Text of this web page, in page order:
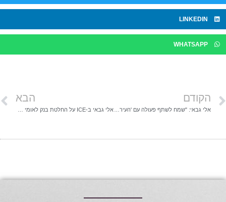
LINKEDIN
WHATSAPP
הקודם
אלי גבאי: "שמח לשתף פעולה עם 'העיר הלבנה' בפרויקט התחדשות בת"א"
הבא
אלי גבאי ב-ICE על החלטת בנק לאומי להון ראשוני: "ההלוואות מניעות את שוק, אך לא ניתן לחזות את העתיד"